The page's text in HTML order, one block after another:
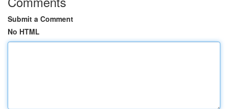
Submit a Comment
No HTML